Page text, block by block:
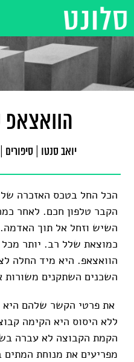
יואב סנטו סיפורים
הכל החל בטכס האזכרה
הקבר טלפון חכם. לאחר
השיש וזחל אל תוך
כמוצאת שלל רב. יותר
הוואצאפ. היא מיד החלה
השכנים השתקנים
את פרטי הקשר שלהם היא
ללא היסוס היא הקימה
הקמת הקבוצה לא עברה
מפריעים את מנוחת